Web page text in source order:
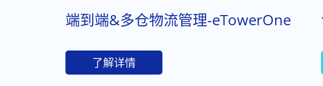
端到端&多仓物流管理-eTowerOne
了解详情